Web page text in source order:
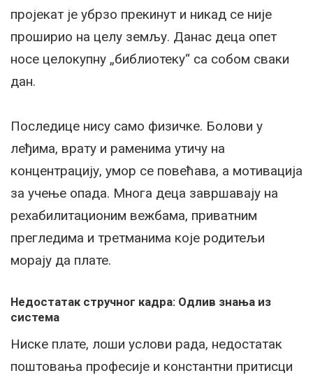
пројекат је убрзо прекинут и никад се није
проширио на целу земљу. Данас деца опет
носе целокупну „библиотеку“ са собом сваки
дан.
Последице нису само физичке. Болови у
леђима, врату и раменима утичу на
концентрацију, умор се повећава, а мотивација
за учење опада. Многа деца завршавају на
рехабилитационим вежбама, приватним
прегледима и третманима које родитељи
морају да плате.
Недостатак стручног кадра: Одлив знања из
система
Ниске плате, лоши услови рада, недостатак
поштовања професије и константни притисци